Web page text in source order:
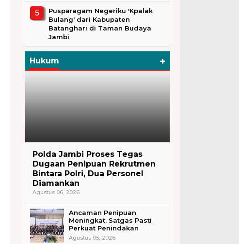
Pusparagam Negeriku 'Kpalak
Bulang' dari Kabupaten
Batanghari di Taman Budaya
Jambi
Hukum +
Polda Jambi Proses Tegas
Dugaan Penipuan Rekrutmen
Bintara Polri, Dua Personel
Diamankan
Agustus 06, 2026
Ancaman Penipuan
Meningkat, Satgas Pasti
Perkuat Penindakan
Agustus 05, 2026